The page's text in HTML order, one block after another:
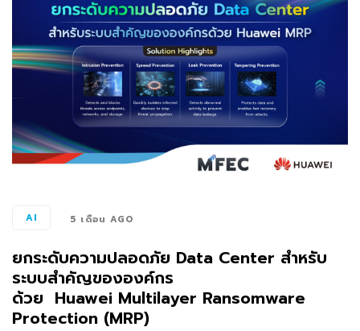
AI 5 เดือน AGO
ยกระดับความปลอดภัย Data Center สำหรับ
ระบบสำคัญขององค์กร
ด้วย Huawei Multilayer Ransomware
Protection (MRP)